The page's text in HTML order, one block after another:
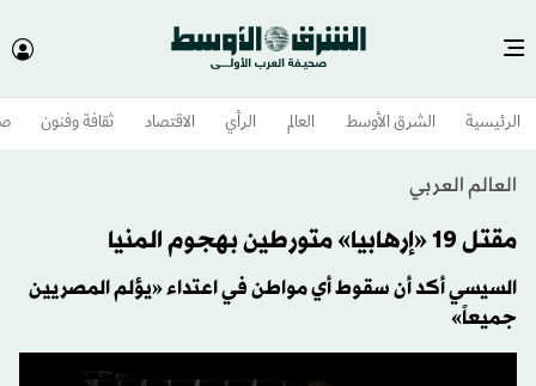
الرئيسية الشرق الأوسط​ العالم الرأي الاقتصاد ثقافة وفنون
العالم العربي
مقتل 19 «إرهابيا» متورطين بهجوم المنيا
السيسي أكد أن سقوط أي مواطن في اعتداء «يؤلم المصريين
جميعاً»